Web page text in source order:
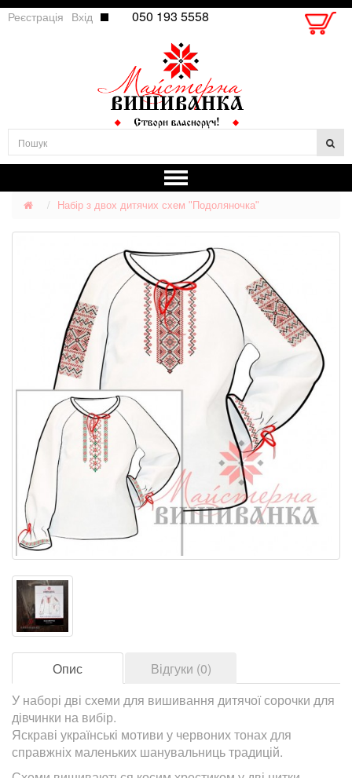
Реєстрація Вхід 050 193 5558
Набір з двох дитячих схем "Подоляночка"
Опис
Відгуки (0)
У наборі дві схеми для вишивання дитячої сорочки для
дівчинки на вибір.
Яскраві українські мотиви у червоних тонах для
справжніх маленьких шанувальниць традицій.